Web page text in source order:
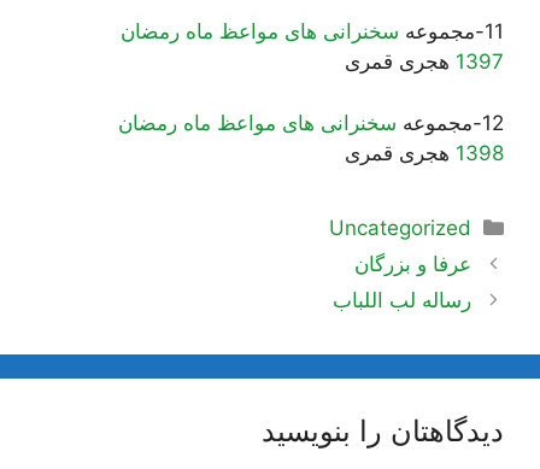
11-مجموعه
سخنرانی های مواعظ ماه رمضان
1397 هجری قمری
12-مجموعه
سخنرانی های مواعظ ماه رمضان
1398 هجری قمری
دسته‌ها
Uncategorized
ناوبری
نوشته‌ها
عرفا و بزرگان
رساله لب اللباب
دیدگاهتان را بنویسید